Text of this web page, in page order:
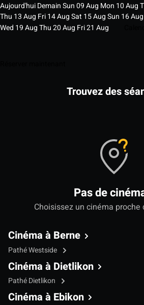
Aujourd'huiDemainSun09Aug Mon 10Aug
Thu 13Aug Fri14AugSat 15AugSun 16Aug
Wed 19AugThu20Aug Fri21 Aug
Trouvez des
Pas de
Choisissez un cinéma proche
Cinéma à Berne
Pathé Westside
Cinéma à Dietlikon
Pathé Dietlikon
Cinéma à Ebikon